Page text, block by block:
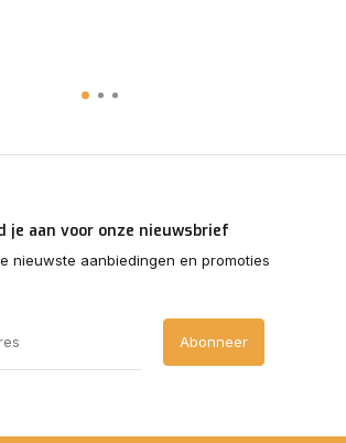
je aan voor onze nieuwsbrief
nieuwste aanbiedingen en promoties
Abonneer